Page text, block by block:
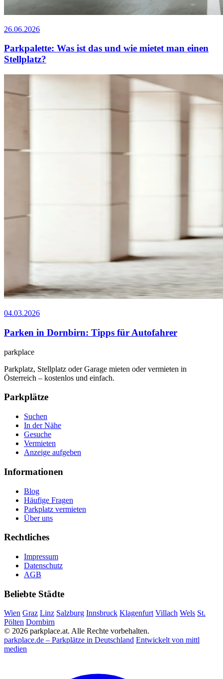
26.06.2026
Parkpalette: Was ist das und wie mietet man einen
Stellplatz?
04.03.2026
Parken in Dornbirn: Tipps für Autofahrer
parkplace
Parkplatz, Stellplatz oder Garage mieten oder vermieten in
Österreich – kostenlos und einfach.
Parkplätze
Suchen
In der Nähe
Gesuche
Vermieten
Anzeige aufgeben
Informationen
Blog
Häufige Fragen
Parkplatz vermieten
Über uns
Rechtliches
Impressum
Datenschutz
AGB
Beliebte Städte
Wien Graz Linz Salzburg Innsbruck Klagenfurt Villach Wels St.
Pölten Dornbirn
© 2026 parkplace.at. Alle Rechte vorbehalten.
parkplace.de – Parkplätze in Deutschland Entwickelt von mittl
medien